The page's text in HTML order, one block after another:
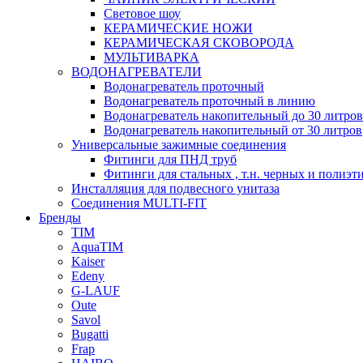
Световое шоу
КЕРАМИЧЕСКИЕ НОЖИ
КЕРАМИЧЕСКАЯ СКОВОРОДА
МУЛЬТИВАРКА
ВОДОНАГРЕВАТЕЛИ
Водонагреватель проточный
Водонагреватель проточный в линию
Водонагреватель накопительный до 30 литров
Водонагреватель накопительный от 30 литров
Универсальные зажимные соединения
Фитинги для ПНД труб
Фитинги для стальных , т.н. черных и
Инсталляция для подвесного унитаза
Соединения MULTI-FIT
Бренды
TIM
AquaTIM
Kaiser
Edeny
G-LAUF
Oute
Savol
Bugatti
Frap